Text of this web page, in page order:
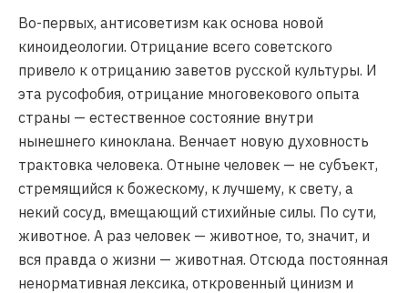
Во-первых, антисоветизм как основа новой
киноидеологии. Отрицание всего советского
привело к отрицанию заветов русской культуры. И
эта русофобия, отрицание многовекового опыта
страны — естественное состояние внутри
нынешнего киноклана. Венчает новую духовность
трактовка человека. Отныне человек — не субъект,
стремящийся к божескому, к лучшему, к свету, а
некий сосуд, вмещающий стихийные силы. По сути,
животное. А раз человек — животное, то, значит, и
вся правда о жизни — животная. Отсюда постоянная
ненормативная лексика, откровенный цинизм и